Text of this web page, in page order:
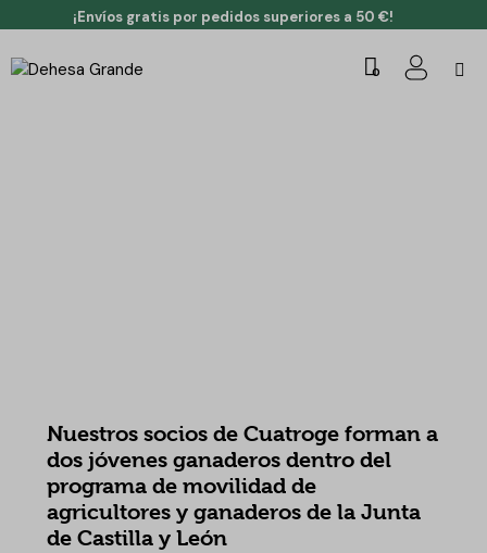
¡Envíos gratis por pedidos superiores a 50 €!
0
Nuestros socios de Cuatroge forman a
dos jóvenes ganaderos dentro del
programa de movilidad de
agricultores y ganaderos de la Junta
de Castilla y León